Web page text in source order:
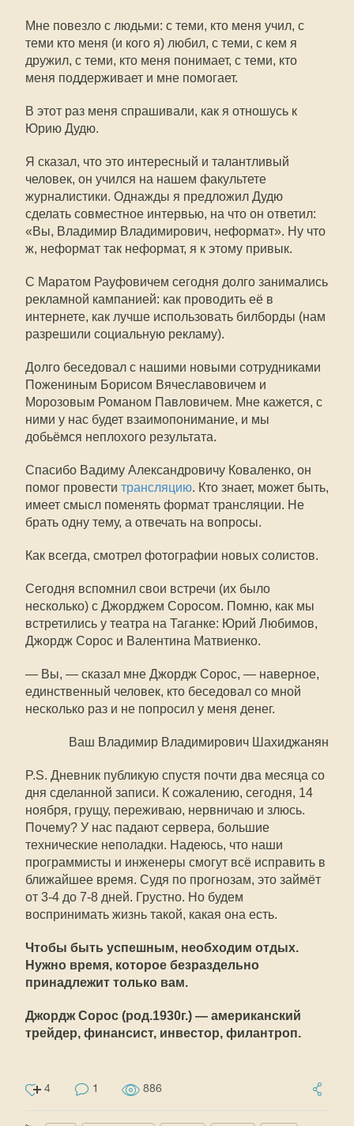
Мне повезло с людьми: с теми, кто меня учил, с
теми кто меня (и кого я) любил, с теми, с кем я
дружил, с теми, кто меня понимает, с теми, кто
меня поддерживает и мне помогает.
В этот раз меня спрашивали, как я отношусь к
Юрию Дудю.
Я сказал, что это интересный и талантливый
человек, он учился на нашем факультете
журналистики. Однажды я предложил Дудю
сделать совместное интервью, на что он ответил:
«Вы, Владимир Владимирович, неформат». Ну что
ж, неформат так неформат, я к этому привык.
С Маратом Рауфовичем сегодня долго занимались
рекламной кампанией: как проводить её в
интернете, как лучше использовать билборды (нам
разрешили социальную рекламу).
Долго беседовал с нашими новыми сотрудниками
Пожениным Борисом Вячеславовичем и
Морозовым Романом Павловичем. Мне кажется, с
ними у нас будет взаимопонимание, и мы
добьёмся неплохого результата.
Спасибо Вадиму Александровичу Коваленко, он
помог провести трансляцию. Кто знает, может быть,
имеет смысл поменять формат трансляции. Не
брать одну тему, а отвечать на вопросы.
Как всегда, смотрел фотографии новых солистов.
Сегодня вспомнил свои встречи (их было
несколько) с Джорджем Соросом. Помню, как мы
встретились у театра на Таганке: Юрий Любимов,
Джордж Сорос и Валентина Матвиенко.
— Вы, — сказал мне Джордж Сорос, — наверное,
единственный человек, кто беседовал со мной
несколько раз и не попросил у меня денег.
Ваш Владимир Владимирович Шахиджанян
P.S. Дневник публикую спустя почти два месяца со
дня сделанной записи. К сожалению, сегодня, 14
ноября, грущу, переживаю, нервничаю и злюсь.
Почему? У нас падают сервера, большие
технические неполадки. Надеюсь, что наши
программисты и инженеры смогут всё исправить в
ближайшее время. Судя по прогнозам, это займёт
от 3-4 до 7-8 дней. Грустно. Но будем
воспринимать жизнь такой, какая она есть.
Чтобы быть успешным, необходим отдых.
Нужно время, которое безраздельно
принадлежит только вам.
Джордж Сорос (род.1930г.) — американский
трейдер, финансист, инвестор, филантроп.
4 1 886